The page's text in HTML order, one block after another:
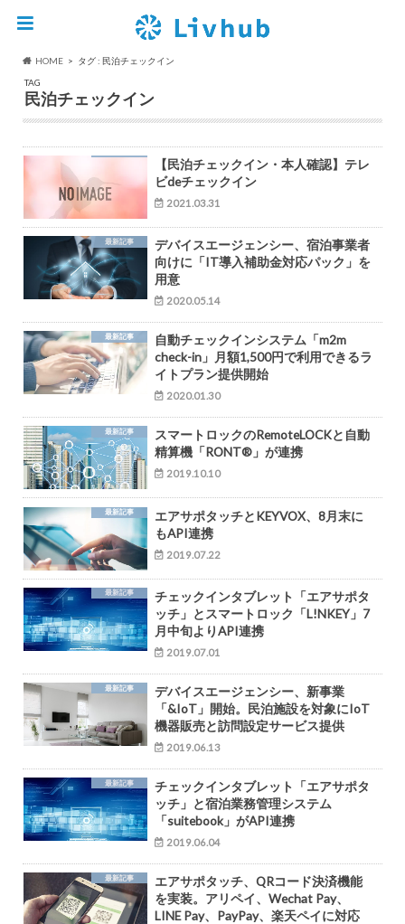
HOME
タグ : 民泊チェックイン
TAG
民泊チェックイン
【民泊チェックイン・本人確認】テレ
ビdeチェックイン
2021.03.31
最新記事
デバイスエージェンシー、宿泊事業者
向けに「IT導入補助金対応パック」を
用意
2020.05.14
最新記事
自動チェックインシステム「m2m
check-in」月額1,500円で利用できるラ
イトプラン提供開始
2020.01.30
最新記事
スマートロックのRemoteLOCKと自動
精算機「RONT®︎」が連携
2019.10.10
最新記事
エアサポタッチとKEYVOX、8月末に
もAPI連携
2019.07.22
最新記事
チェックインタブレット「エアサポタ
ッチ」とスマートロック「L!NKEY」7
月中旬よりAPI連携
2019.07.01
最新記事
デバイスエージェンシー、新事業
「&IoT」開始。民泊施設を対象にIoT
機器販売と訪問設定サービス提供
2019.06.13
最新記事
チェックインタブレット「エアサポタ
ッチ」と宿泊業務管理システム
「suitebook」がAPI連携
2019.06.04
最新記事
エアサポタッチ、QRコード決済機能
を実装。アリペイ、Wechat Pay、
LINE Pay、PayPay、楽天ペイに対応